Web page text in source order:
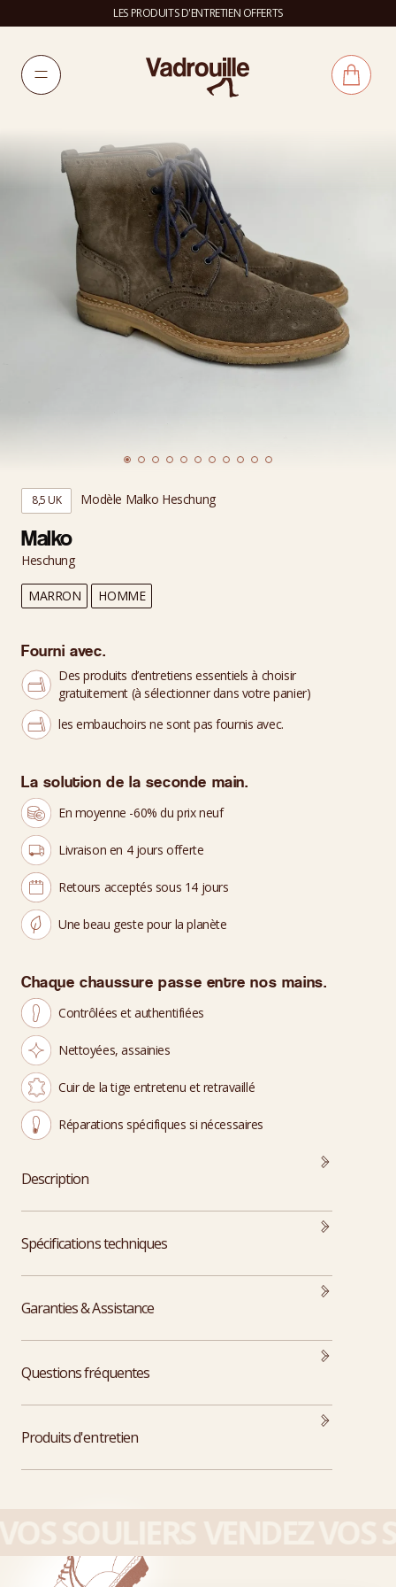
LES PRODUITS D'ENTRETIEN OFFERTS
8,5 UK Modèle Malko Heschung
Malko
Heschung
MARRON HOMME
Fourni avec.
Des produits d’entretiens essentiels à choisir
gratuitement (à sélectionner dans votre panier)
les embauchoirs ne sont pas fournis avec.
La solution de la seconde main.
En moyenne -60% du prix neuf
Livraison en 4 jours offerte
Retours acceptés sous 14 jours
Une beau geste pour la planète
Chaque chaussure passe entre nos mains.
Contrôlées et authentifiées
Nettoyées, assainies
Cuir de la tige entretenu et retravaillé
Réparations spécifiques si nécessaires
Description
Spécifications techniques
Garanties & Assistance
Questions fréquentes
Produits d'entretien